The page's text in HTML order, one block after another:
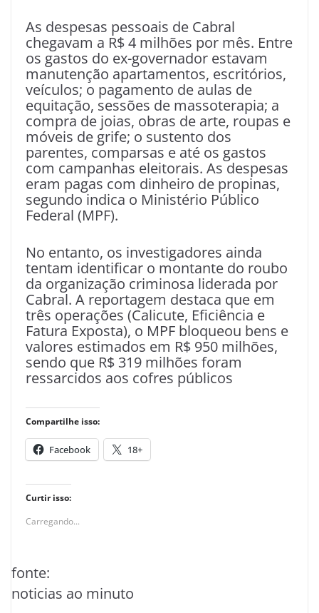
As despesas pessoais de Cabral
chegavam a R$ 4 milhões por mês. Entre
os gastos do ex-governador estavam
manutenção apartamentos, escritórios,
veículos; o pagamento de aulas de
equitação, sessões de massoterapia; a
compra de joias, obras de arte, roupas e
móveis de grife; o sustento dos
parentes, comparsas e até os gastos
com campanhas eleitorais. As despesas
eram pagas com dinheiro de propinas,
segundo indica o Ministério Público
Federal (MPF).
No entanto, os investigadores ainda
tentam identificar o montante do roubo
da organização criminosa liderada por
Cabral. A reportagem destaca que em
três operações (Calicute, Eficiência e
Fatura Exposta), o MPF bloqueou bens e
valores estimados em R$ 950 milhões,
sendo que R$ 319 milhões foram
ressarcidos aos cofres públicos
Compartilhe isso:
Facebook 18+
Curtir isso:
Carregando...
fonte:
noticias ao minuto